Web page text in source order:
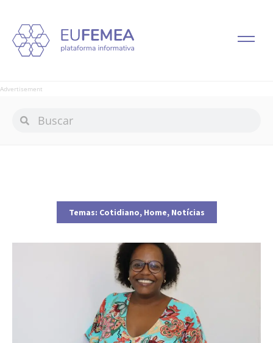
Advertisement
Temas: Cotidiano, Home, Notícias